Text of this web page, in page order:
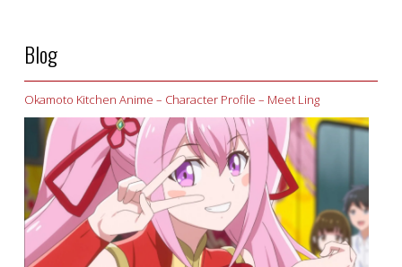
Blog
Okamoto Kitchen Anime – Character Profile – Meet Ling